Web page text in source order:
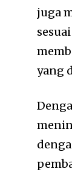
juga
yang